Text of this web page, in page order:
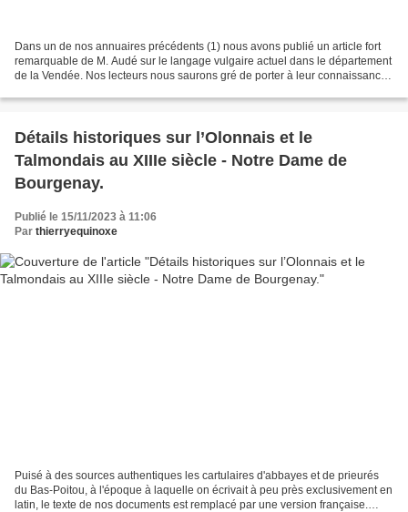
Dans un de nos annuaires précédents (1) nous avons publié un article fort
remarquable de M. Audé sur le langage vulgaire actuel dans le département
de la Vendée. Nos lecteurs nous saurons gré de porter à leur connaissance
Détails historiques sur l’Olonnais et le
Talmondais au XIIIe siècle - Notre Dame de
Bourgenay.
Publié le 15/11/2023 à 11:06
Par thierryequinoxe
Puisé à des sources authentiques les cartulaires d'abbayes et de prieurés
du Bas-Poitou, à l'époque à laquelle on écrivait à peu près exclusivement en
latin, le texte de nos documents est remplacé par une version française.